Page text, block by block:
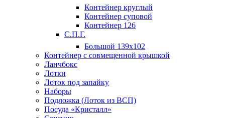
Контейнер круглый
Контейнер суповой
Контейнер 126
С.П.Г.
Большой 139х102
Контейнер с совмещенной крышкой
Ланчбокс
Лотки
Лоток под запайку
Наборы
Подложка (Лоток из ВСП)
Посуда «Кристалл»